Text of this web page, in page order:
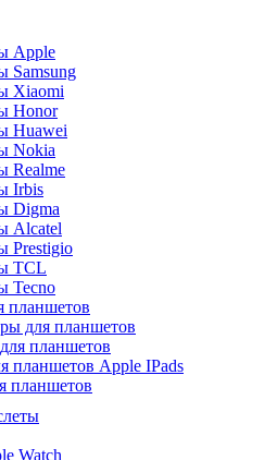
Apple
Samsung
Xiaomi
Honor
Huawei
Nokia
Realme
Irbis
Digma
Alcatel
Prestigio
TCL
Tecno
планшетов
для планшетов
планшетов
планшетов Apple IPads
планшетов
Watch